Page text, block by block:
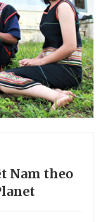
Nam theo